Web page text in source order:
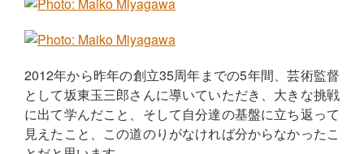
2012年から昨年の創立35周年までの5年間、芸術監督
として坂東玉三郎さんに導いていただき、大きな挑戦
に出て学んだこと、そして自分達の基盤に立ち返って
見えたこと、この道のりがなければ分からなかったこ